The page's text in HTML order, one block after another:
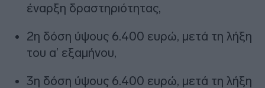
έναρξη δραστηριότητας,
2η δόση ύψους 6.400 ευρώ, μετά τη λήξη
του α’ εξαμήνου,
3η δόση ύψους 6.400 ευρώ, μετά τη λήξη